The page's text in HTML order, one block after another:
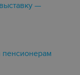
—
пенсионерам